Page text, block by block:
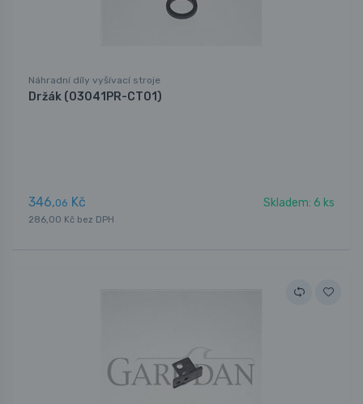
Náhradní díly vyšívací stroje
Držák (03041PR-CT01)
346,06 Kč Skladem: 6 ks
286,00 Kč bez DPH